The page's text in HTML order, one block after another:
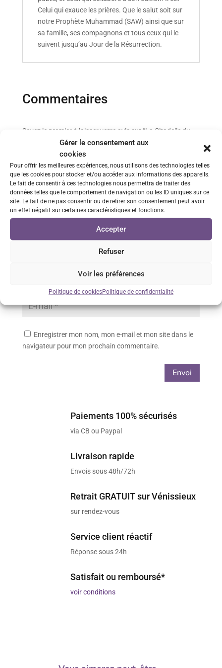
Gérer le consentement aux
cookies
Pour offrir les meilleures expériences, nous utilisons des technologies telles
que les cookies pour stocker et/ou accéder aux informations des appareils.
Le fait de consentir à ces technologies nous permettra de traiter des
données telles que le comportement de navigation ou les ID uniques sur ce
site. Le fait de ne pas consentir ou de retirer son consentement peut avoir
un effet négatif sur certaines caractéristiques et fonctions.
Accepter
Refuser
Voir les préférences
Politique de cookiesPolitique de confidentialité
Celui qui exauce les prières. Que le salut soit sur
notre Prophète Muhammad (SAW) ainsi que sur
sa famille, ses compagnons et tous ceux qui le
suivent jusqu’au Jour de la Résurrection.
Commentaires
Soyez le premier à laisser votre avis sur “La Citadelle du
Musulman Verte – Imparfait”
Votre adresse e-mail ne sera pas publiée.
obligatoires sont indiqués avec*
Enregistrer mon nom, mon e-mail et mon site dans le
navigateur pour mon prochain commentaire.
Envoi
Paiements 100% sécurisés
via CB ou Paypal
Livraison rapide
Envois sous 48h/72h
Retrait GRATUIT sur Vénissieux
sur rendez-vous
Service client réactif
Réponse sous 24h
Satisfait ou remboursé*
voir conditions